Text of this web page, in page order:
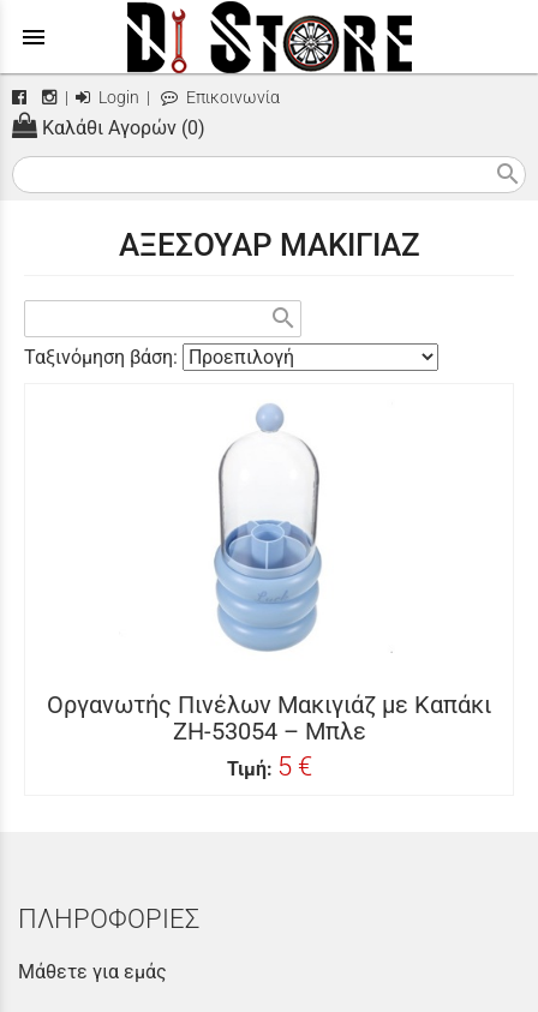
menu
| Login | Επικοινωνία
Καλάθι Αγορών (0)
search
ΑΞΕΣΟΥΑΡ ΜΑΚΙΓΙΑΖ
search
Ταξινόμηση βάση:
Οργανωτής Πινέλων Μακιγιάζ με Καπάκι
ZH-53054 – Μπλε
Τιμή: 5 €
ΠΛΗΡΟΦΟΡΙΕΣ
Μάθετε για εμάς